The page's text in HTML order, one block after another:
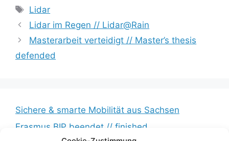
Schlagwörter
Lidar
Lidar im Regen // Lidar@Rain
Masterarbeit verteidigt // Master’s thesis
defended
Sichere & smarte Mobilität aus Sachsen
Erasmus BIP beendet // finished